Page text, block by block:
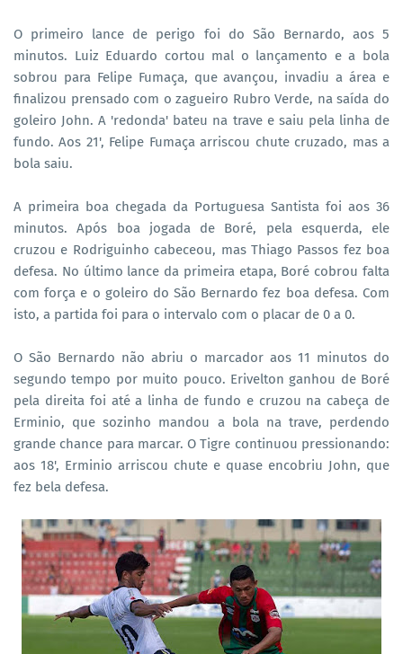
O primeiro lance de perigo foi do São Bernardo, aos 5
minutos. Luiz Eduardo cortou mal o lançamento e a bola
sobrou para Felipe Fumaça, que avançou, invadiu a área e
finalizou prensado com o zagueiro Rubro Verde, na saída do
goleiro John. A 'redonda' bateu na trave e saiu pela linha de
fundo. Aos 21', Felipe Fumaça arriscou chute cruzado, mas a
bola saiu.
A primeira boa chegada da Portuguesa Santista foi aos 36
minutos. Após boa jogada de Boré, pela esquerda, ele
cruzou e Rodriguinho cabeceou, mas Thiago Passos fez boa
defesa. No último lance da primeira etapa, Boré cobrou falta
com força e o goleiro do São Bernardo fez boa defesa. Com
isto, a partida foi para o intervalo com o placar de 0 a 0.
O São Bernardo não abriu o marcador aos 11 minutos do
segundo tempo por muito pouco. Erivelton ganhou de Boré
pela direita foi até a linha de fundo e cruzou na cabeça de
Erminio, que sozinho mandou a bola na trave, perdendo
grande chance para marcar. O Tigre continuou pressionando:
aos 18', Erminio arriscou chute e quase encobriu John, que
fez bela defesa.